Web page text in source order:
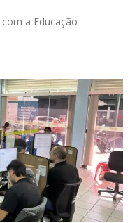
a Educação